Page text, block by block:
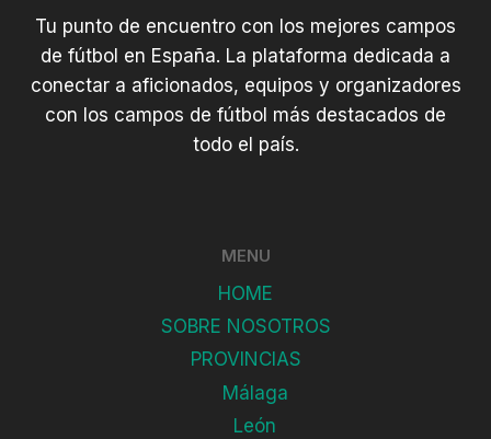
Tu punto de encuentro con los mejores campos
de fútbol en España. La plataforma dedicada a
conectar a aficionados, equipos y organizadores
con los campos de fútbol más destacados de
todo el país.
MENU
HOME
SOBRE NOSOTROS
PROVINCIAS
Málaga
León